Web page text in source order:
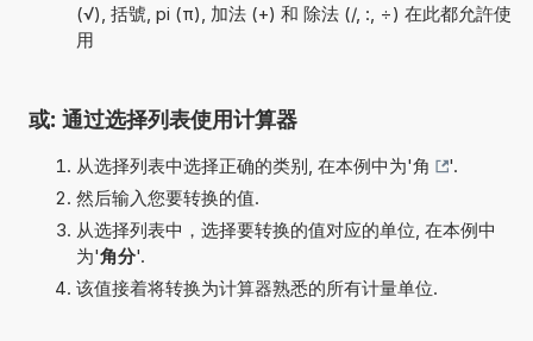
(√), 括號, pi (π), 加法 (+) 和 除法 (/, :, ÷) 在此都允許使
用
或: 通过选择列表使用计算器
从选择列表中选择正确的类别, 在本例中为'角
'.
然后输入您要转换的值.
从选择列表中，选择要转换的值对应的单位, 在本例中
为'角分'.
该值接着将转换为计算器熟悉的所有计量单位.